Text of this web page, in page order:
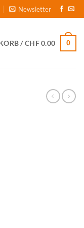
Newsletter
/CHF0.00 0